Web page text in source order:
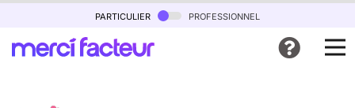
particulier professionnel